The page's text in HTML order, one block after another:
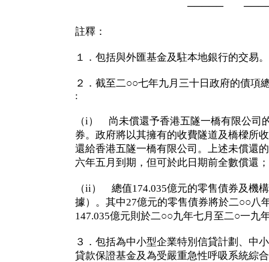
─────
註釋：
１．包括與外匯基金及駐本地銀行的交易。
２．截至二○○七年九月三十日政府的債項
:
（i） 尚未償還予香港五隧一橋有限公司
券。政府將以其擁有的收費隧道及橋樑所
還給香港五隧一橋有限公司。上述未償還
六年五月到期，但可於此日期前全數償還
（ii） 總值174.035億元的零售債券及機
據）。其中27億元的零售債券將於二○○八
147.035億元則於二○○九年七月至二○一九
３．包括為中小型企業特別信貸計劃、中
貸款保證基金及為受嚴重急性呼吸系統綜